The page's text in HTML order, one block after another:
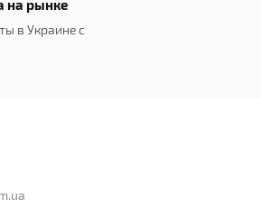
на рынке
в Украине с